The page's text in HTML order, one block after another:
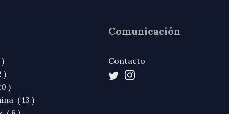
)
)
( 13 )
Comunicación
Contacto